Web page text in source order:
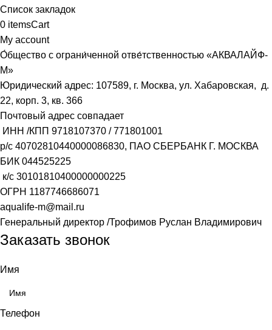
Список закладок
0 itemsCart
My account
О́бщество с ограни́ченной отве́тственностью «АКВАЛАЙФ-
М»
Юридический адрес: 107589, г. Москва, ул. Хабаровская, д.
22, корп. 3, кв. 366
Почтовый адрес совпадает
ИНН /КПП 9718107370 /771801001
р/с 40702810440000086830, ПАО СБЕРБАНК Г. МОСКВА
БИК 044525225
к/с 30101810400000000225
ОГРН 1187746686071
aqualife-m@mail.ru
Генеральный директор /Трофимов Руслан Владимирович
Заказать звонок
Имя
Телефон